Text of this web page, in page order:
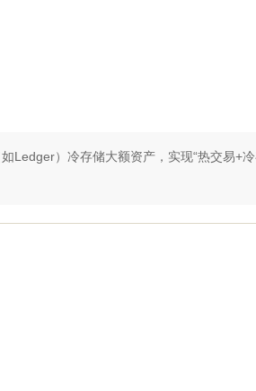
Ledger）冷存储大额资产，实现“热交易+